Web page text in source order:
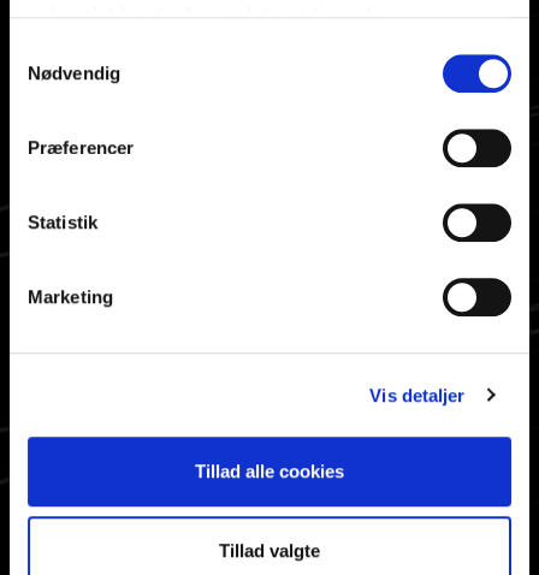
Nødvendig
Præferencer
Statistik
Marketing
Vis detaljer
Tillad alle cookies
Tillad valgte
Nyhedsbrev
Ophavsret
HURTIG ADGANG
Søg på siden